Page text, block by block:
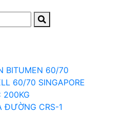
BITUMEN 60/70
60/70 SINGAPORE
200KG
ĐƯỜNG CRS-1